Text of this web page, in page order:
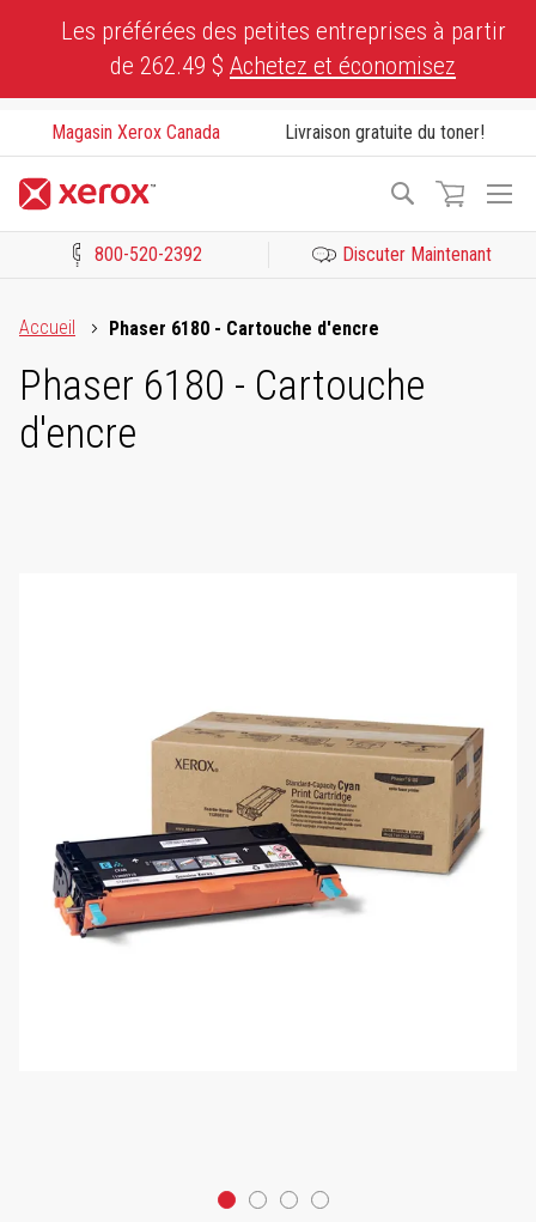
Les préférées des petites entreprises à partir
de 262.49 $ Achetez et économisez
Magasin Xerox Canada Livraison gratuite du toner!
Recherche
800-520-2392 Discuter Maintenant
Accueil
Phaser 6180 - Cartouche d'encre
Phaser 6180 - Cartouche
d'encre